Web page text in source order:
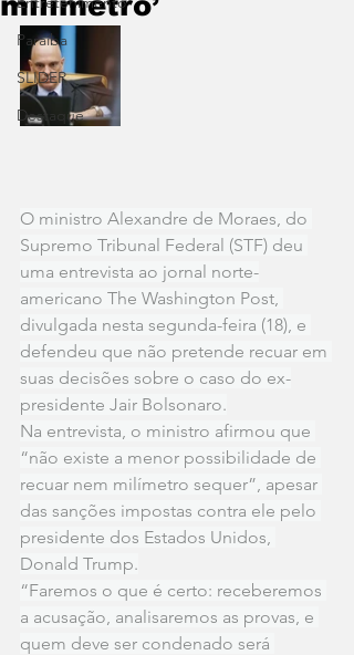
Paraíba
SLIDER
Destaque
O ministro Alexandre de Moraes, do
Supremo Tribunal Federal (STF) deu
uma entrevista ao jornal norte-
americano The Washington Post,
divulgada nesta segunda-feira (18), e
defendeu que não pretende recuar em
suas decisões sobre o caso do ex-
presidente Jair Bolsonaro.
Na entrevista, o ministro afirmou que
“não existe a menor possibilidade de
recuar nem milímetro sequer”, apesar
das sanções impostas contra ele pelo
presidente dos Estados Unidos,
Donald Trump.
“Faremos o que é certo: receberemos
a acusação, analisaremos as provas, e
quem deve ser condenado será